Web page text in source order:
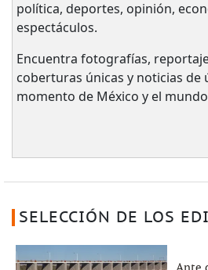
política, deportes, opinión,
espectáculos.
Encuentra fotografías,
coberturas únicas y noticias de
momento de México y el
SELECCIÓN DE LOS